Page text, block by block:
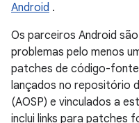
Android .
Os parceiros Android
problemas pelo menos
patches de código-
lançados no repositório
(AOSP) e vinculados a
inclui links para patches